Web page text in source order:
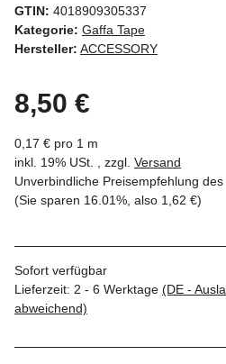
GTIN: 4018909305337
Kategorie: Gaffa Tape
Hersteller: ACCESSORY
8,50 €
0,17 € pro 1 m
inkl. 19% USt. , zzgl. Versand
Unverbindliche Preisempfehlung
(Sie sparen 16.01% , also 1,62 €)
Sofort verfügbar
Lieferzeit: 2 - 6 Werktage (DE -
abweichend)